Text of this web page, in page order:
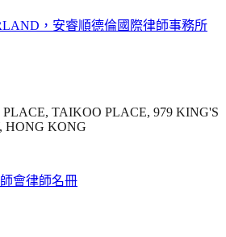
，安睿順德倫國際律師事務所
TAIKOO PLACE, 979 KING'S
HONG KONG
會律師名冊